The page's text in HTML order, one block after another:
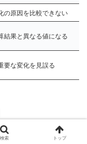
の原因を比較できない
結果と異なる値になる
要な変化を見誤る
検索 トップ